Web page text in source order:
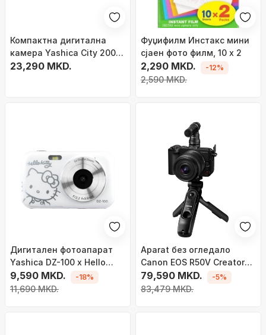
Компактна дигитална
камера Yashica City 200,
13MP, 10x оптички зум,
23,290 MKD.
Фуџифилм Инстакс мини
сјаен фото филм, 10 x 2
2,290 MKD.
2,590 MKD.
-12%
Дигитален фотоапарат
Yashica DZ-100 x Hello
Kitty, 2.7", видео 2.7K, бел
9,590 MKD.
11,690 MKD.
-18%
Aparat без огледало
Canon EOS R50V Creator
Kit, 24.2MP, RF-S 14-30mm
IS STM PZ, црн
79,590 MKD.
83,479 MKD.
-5%